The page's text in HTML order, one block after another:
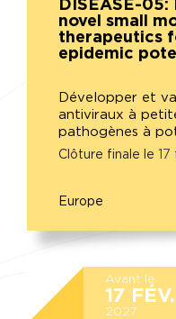
DISEASE-
novel small
therapeutics
epidemic
Développer et
antiviraux à
pathogènes à
Clôture finale le 17
Europe
Avant le
17 FÉV.
2027